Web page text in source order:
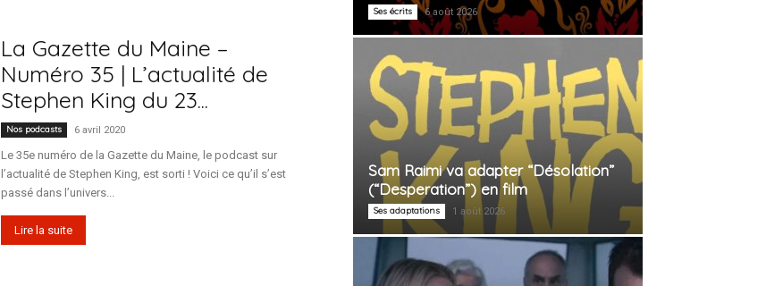
La Gazette du Maine –
Numéro 35 | L’actualité de
Stephen King du 23...
Nos podcasts 6 avril 2020
Le 35e numéro de la Gazette du Maine, le podcast sur
l’actualité de Stephen King, est sorti ! Voici ce qu’il s’est
passé dans l’univers...
Lire la suite
Ses écrits 6 août 2026
Sam Raimi va adapter “Désolation”
(“Desperation”) en film
Ses adaptations 1 août 2026